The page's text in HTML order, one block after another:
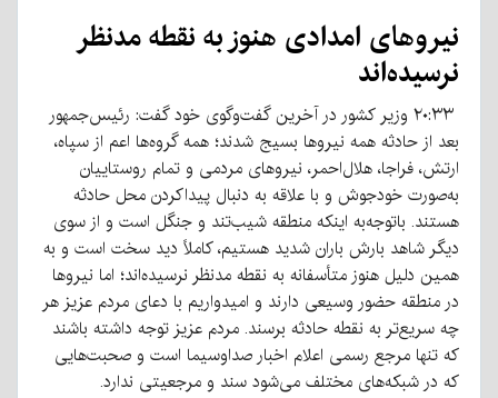
نیروهای امدادی هنوز به نقطه مدنظر
نرسیده‌اند
۲۰:۳۳ وزیر کشور در آخرین گفت‌وگوی خود گفت: رئیس‌جمهور
بعد از حادثه همه نیروها بسیج شدند؛ همه گروه‌ها اعم از سپاه،
ارتش، فراجا، هلال‌احمر، نیروهای مردمی و تمام روستاییان
به‌صورت خودجوش و با علاقه به دنبال پیداکردن محل حادثه
هستند. باتوجه‌به اینکه منطقه شیب‌تند و جنگل است و از سوی
دیگر شاهد بارش باران شدید هستیم، کاملاً دید سخت است و به
همین دلیل هنوز متأسفانه به نقطه مدنظر نرسیده‌اند؛ اما نیروها
در منطقه حضور وسیعی دارند و امیدواریم با دعای مردم عزیز هر
چه سریع‌تر به نقطه حادثه برسند. مردم عزیز توجه داشته باشند
که تنها مرجع رسمی اعلام اخبار صداوسیما است و صحبت‌هایی
که در شبکه‌های مختلف می‌شود سند و مرجعیتی ندارد.